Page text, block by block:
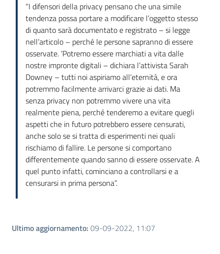
“I difensori della privacy pensano che una simile
tendenza possa portare a modificare l’oggetto stesso
di quanto sarà documentato e registrato – si legge
nell’articolo – perché le persone sapranno di essere
osservate. ‘Potremo essere marchiati a vita dalle
nostre impronte digitali – dichiara l’attivista Sarah
Downey – tutti noi aspiriamo all’eternità, e ora
potremmo facilmente arrivarci grazie ai dati. Ma
senza privacy non potremmo vivere una vita
realmente piena, perché tenderemo a evitare quegli
aspetti che in futuro potrebbero essere censurati,
anche solo se si tratta di esperimenti nei quali
rischiamo di fallire. Le persone si comportano
differentemente quando sanno di essere osservate. A
quel punto infatti, cominciano a controllarsi e a
censurarsi in prima persona”.
Ultimo aggiornamento: 09-09-2022, 11:07